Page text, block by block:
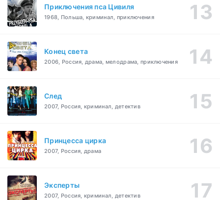
Приключения пса Цивиля
1968, Польша, криминал, приключения
Конец света
2006, Россия, драма, мелодрама, приключения
След
2007, Россия, криминал, детектив
Принцесса цирка
2007, Россия, драма
Эксперты
2007, Россия, криминал, детектив